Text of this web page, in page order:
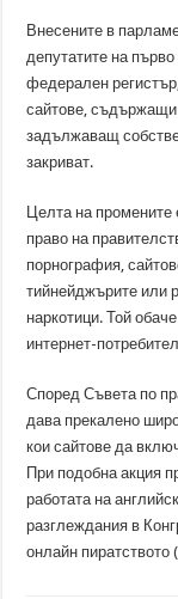
Внесените в
депутатите на
федерален
сайтове, съдържащи
задължаващ
закриват.
Целта на промените
право на
порнография,
тийнейджърите или
наркотици. Той
интернет-
Според Съвета по
дава прекалено
кои сайтове да
При подобна акция
работата на
разглеждания в
онлайн пиратството